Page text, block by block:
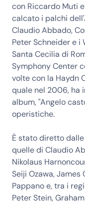
con Riccardo Muti
calcato i palchi
Claudio Abbado,
Peter Schneider e i
Santa Cecilia di
Symphony Center
volte con la Haydn
quale nel 2006, ha
album, "Angelo
operistiche.
È stato diretto
quelle di Claudio
Nikolaus
Seiji Ozawa,
Pappano e, tra i
Peter Stein,